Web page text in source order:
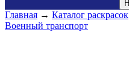
Главная → Каталог раскрасок
Военный транспорт